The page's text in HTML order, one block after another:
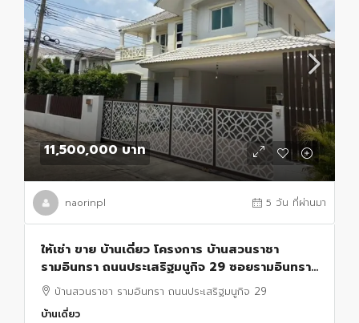
11,500,000 บาท
naorinpl 5 วัน ที่ผ่านมา
ให้เช่า ขาย บ้านเดี่ยว โครงการ บ้านสวนราชา
รามอินทรา ถนนประเสริฐมนูกิจ 29 ซอยรามอินทรา
14 เดินทางสะดวก
บ้านสวนราชา รามอินทรา ถนนประเสริฐมนูกิจ 29
บ้านเดี่ยว